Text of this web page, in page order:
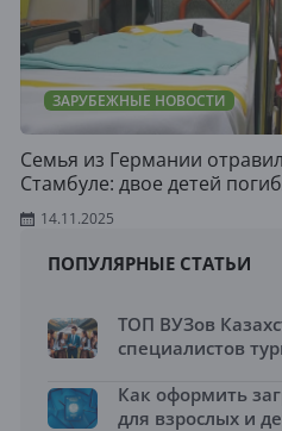
ЗАРУБЕЖНЫЕ НОВОСТИ
Семья из Германии
Стамбуле: двое детей
14.11.2025
ПОПУЛЯРНЫЕ СТАТЬИ
ТОП ВУЗов
специалистов
Как оформить
для взрослых и